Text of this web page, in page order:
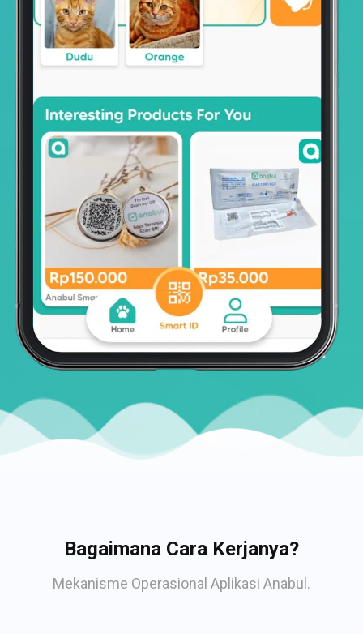
Bagaimana Cara Kerjanya?
Mekanisme Operasional Aplikasi Anabul.